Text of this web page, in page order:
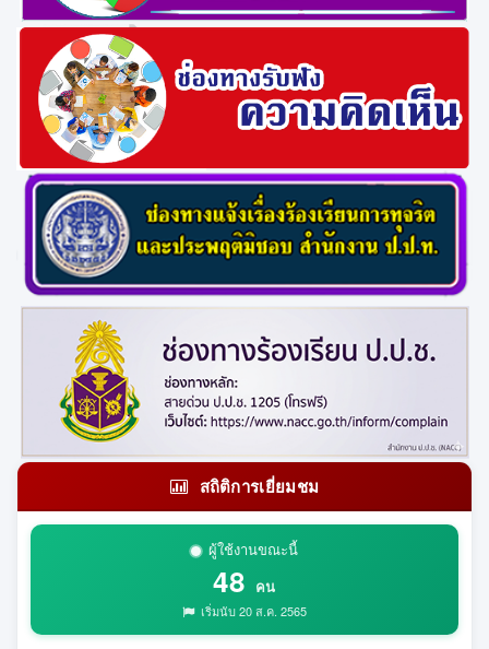
สถิติการเยี่ยมชม
ผู้ใช้งานขณะนี้
48 คน
เริ่มนับ 20 ส.ค. 2565